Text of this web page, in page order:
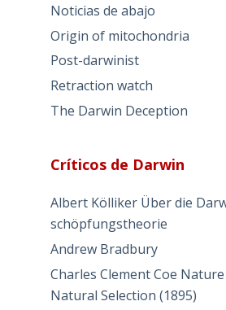
Noticias de abajo
Origin of mitochondria
Post-darwinist
Retraction watch
The Darwin Deception
Críticos de Darwin
Albert Kölliker Über die
schöpfungstheorie
Andrew Bradbury
Charles Clement Coe
Natural Selection (1895)